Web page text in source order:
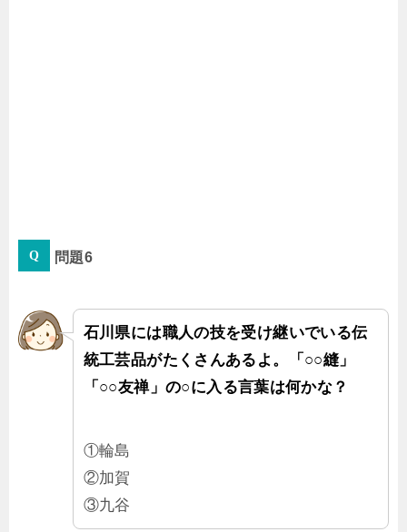
問題6
石川県には職人の技を受け継いでいる伝
統工芸品がたくさんあるよ。「○○縫」
「○○友禅」の○に入る言葉は何かな？
①輪島
②加賀
③九谷